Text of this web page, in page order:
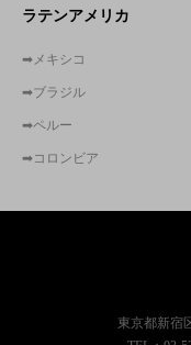
ラテンアメリカ
➡メキシコ
➡ブラジル
➡ペルー
➡コロンビア
東京都新宿